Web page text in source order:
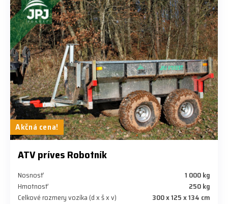
Akčná cena!
ATV príves Robotník
Nosnosť
1 000 kg
Hmotnosť
250 kg
Celkové rozmery vozíka (d x š x v)
300 x 125 x 134 cm